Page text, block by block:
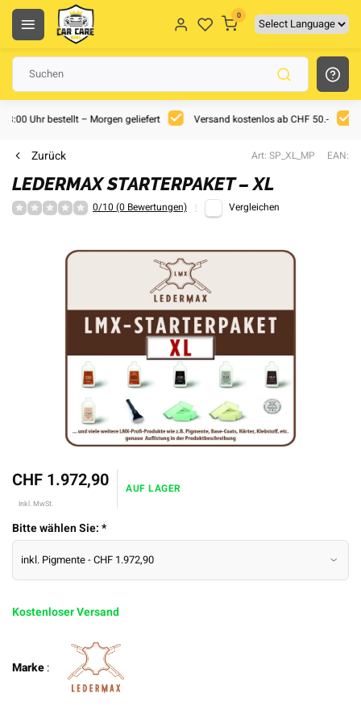
0
Uhr bestellt – Morgen geliefert Versand kostenlos ab CHF 50.-
Zurück Art: SP_XL_MP EAN:
LEDERMAX STARTERPAKET – XL
0/10 (0 Bewertungen) Vergleichen
CHF 1.972,90
Inkl. MwSt.
AUF LAGER
Bitte wählen Sie:*
Kostenloser Versand
Marke: